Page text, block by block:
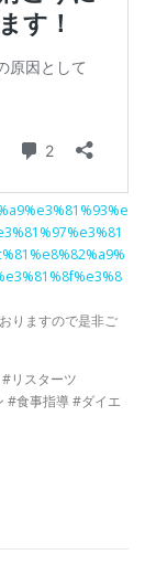
りますので是非ご
リスターツ
#食事指導 #ダイエ